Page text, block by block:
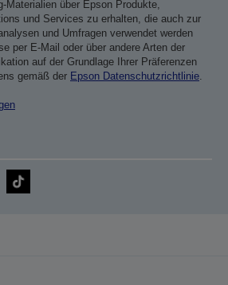
Materialien über Epson Produkte,
und Services zu erhalten, die auch zur
und Umfragen verwendet werden
per E-Mail oder über andere Arten der
auf der Grundlage Ihrer Präferenzen
gemäß der Epson Datenschutzrichtlinie